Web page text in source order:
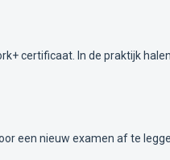
certificaat. In de praktijk
een nieuw examen af te